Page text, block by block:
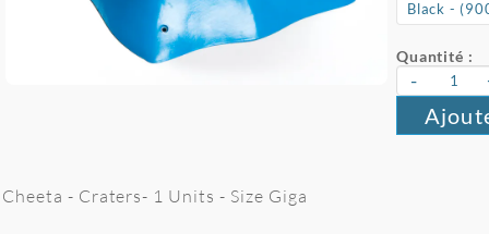
Quantité :
-
Cheeta - Craters- 1 Units - Size Giga